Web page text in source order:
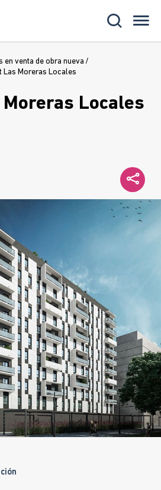
en venta de obra nueva /
Las Moreras Locales
Locales